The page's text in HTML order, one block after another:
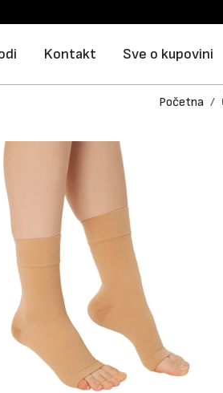
Kontakt Sve o kupovini
Početna